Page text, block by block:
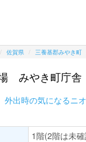
佐賀県 三養基郡みやき町
みやき町庁舎
外出時の気になるニ
1階(2階は未